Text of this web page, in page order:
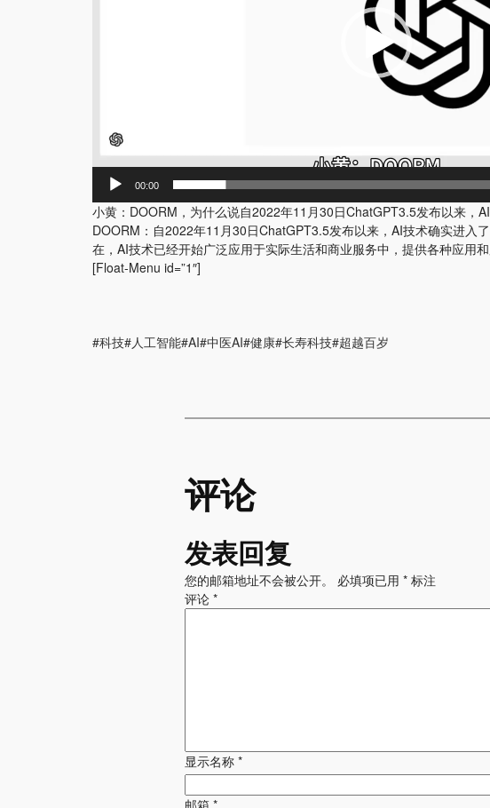
00:00
小黄：DOORM，为什么说自2022年11月30日ChatGPT3.5发布以来，
DOORM：自2022年11月30日ChatGPT3.5发布以来，AI技术确实进入
在，AI技术已经开始广泛应用于实际生活和商业服务中，提供各种应用
[Float-Menu id=”1″]
#科技#人工智能#AI#中医AI#健康#长寿科技#超越百岁
评论
发表回复
您的邮箱地址不会被公开。 必填项已用 * 标注
评论 *
显示名称 *
邮箱 *